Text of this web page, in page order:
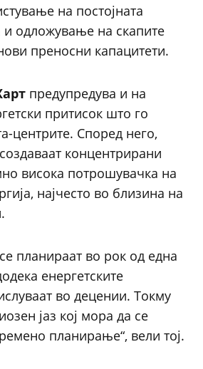
на постојната
и одложување на скапите
преносни капацитети.
предупредува и на
притисок што го
центрите. Според него,
концентрирани
висока потрошувачка на
најчесто во близина на
планираат во рок од една
енергетските
во децении. Токму
јаз кој мора да се
планирање“, вели тој.